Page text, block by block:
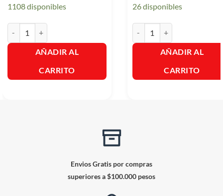
1108 disponibles
AÑADIR AL
CARRITO
26 disponibles
AÑADIR AL
CARRITO
Envios Gratis por compras
superiores a $100.000 pesos